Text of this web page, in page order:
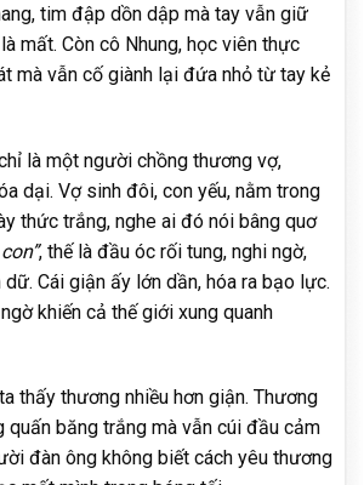
tim đập dồn dập mà tay vẫn giữ
mất. Còn cô Nhung, học viên thực
mà vẫn cố giành lại đứa nhỏ từ tay kẻ
là một người chồng thương vợ,
dại. Vợ sinh đôi, con yếu, nằm trong
thức trắng, nghe ai đó nói bâng quơ
, thế là đầu óc rối tung, nghi ngờ,
Cái giận ấy lớn dần, hóa ra bạo lực.
khiến cả thế giới xung quanh
thấy thương nhiều hơn giận. Thương
quấn băng trắng mà vẫn cúi đầu cảm
đàn ông không biết cách yêu thương